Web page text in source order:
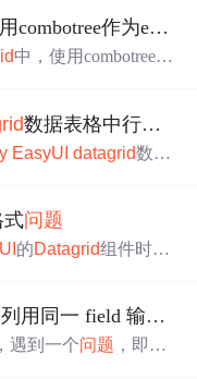
作为editor不能多选的
中，使用combotree作
享，但遗憾无法直接
以备后续可能遇到
数据表格中行的垂直居中
EasyUI datagrid数据
文章适用于前端开发
。
式问题
的Datagrid组件时遇
一 field 输出时没有 formatter
遇到一个问题 ，即当